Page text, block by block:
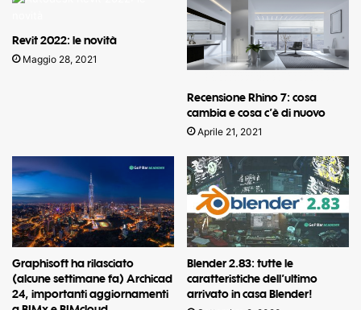
Revit 2022: le novità
Maggio 28, 2021
Recensione Rhino 7: cosa
cambia e cosa c’è di nuovo
Aprile 21, 2021
Graphisoft ha rilasciato
(alcune settimane fa) Archicad
24, importanti aggiornamenti
Blender 2.83: tutte le
caratteristiche dell’ultimo
arrivato in casa Blender!